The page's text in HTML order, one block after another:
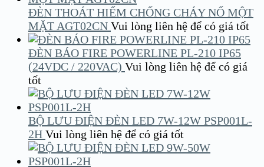
ĐÈN THOÁT HIỂM CHỐNG CHÁY NỔ MỘT
MẶT AGT02CN Vui lòng liên hệ để có giá tốt
ĐÈN BÁO FIRE POWERLINE PL-210 IP65
(24VDC / 220VAC) Vui lòng liên hệ để có giá
tốt
BỘ LƯU ĐIỆN ĐÈN LED 7W-12W PSP001L-
2H Vui lòng liên hệ để có giá tốt